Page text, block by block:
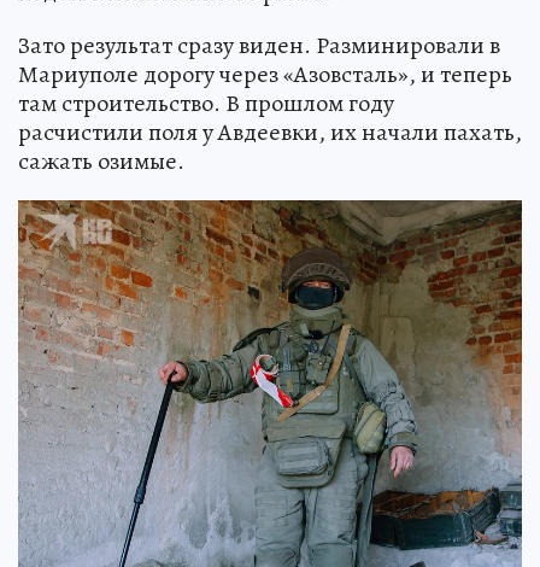
Зато результат сразу виден. Разминировали в
Мариуполе дорогу через «Азовсталь», и теперь
там строительство. В прошлом году
расчистили поля у Авдеевки, их начали пахать,
сажать озимые.